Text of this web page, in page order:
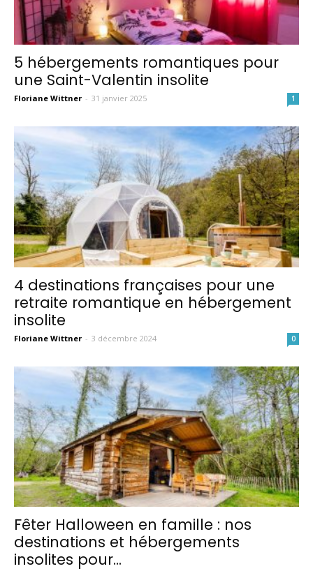
5 hébergements romantiques pour
une Saint-Valentin insolite
Floriane Wittner - 31 janvier 2025 1
4 destinations françaises pour une
retraite romantique en hébergement
insolite
Floriane Wittner - 3 décembre 2024 0
Fêter Halloween en famille : nos
destinations et hébergements
insolites pour...